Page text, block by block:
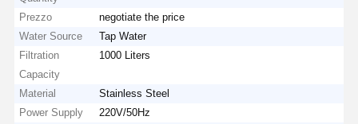
Prezzo
negotiate the price
Water Source
Tap Water
Filtration
Capacity
1000 Liters
Material
Stainless Steel
Power Supply
220V/50Hz